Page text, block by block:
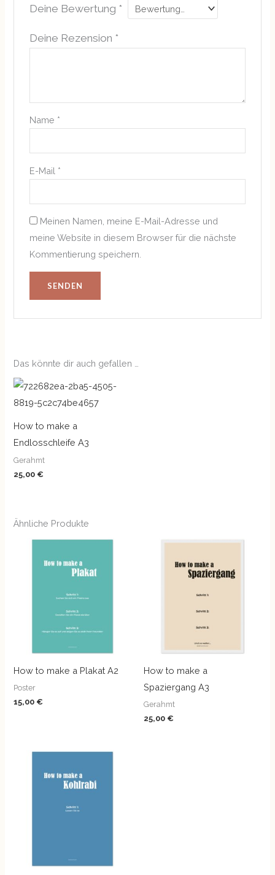
Deine Bewertung *
Deine Rezension *
Name *
E-Mail *
Meinen Namen, meine E-Mail-Adresse und
meine Website in diesem Browser für die nächste
Kommentierung speichern.
Das könnte dir auch gefallen …
How to make a
Endlosschleife A3
Gerahmt
25,00 €
Ähnliche Produkte
How to make a Plakat A2
Poster
15,00 €
How to make a
Spaziergang A3
Gerahmt
25,00 €